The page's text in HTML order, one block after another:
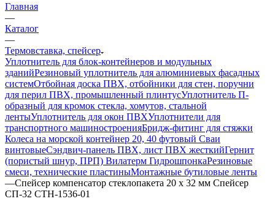
Главная
—
Каталог
—
Термовставка, спейсер
Уплотнитель для блок-контейнеров и модульных
зданийРезиновый уплотнитель для алюминиевых фасадных
системОтбойная доска ПВХ, отбойники для стен, поручни
для перил ПВХ, промышленный плинтусУплотнитель П-
образный для кромок стекла, хомутов, стальной
лентыУплотнитель для окон ПВХУплотнители для
транспортного машиностроенияБридж-фитинг для стяжки
Колеса на морской контейнер 20, 40 футовый Сваи
винтовыеСэндвич-панель ПВХ, лист ПВХ жесткийГернит
(пористый шнур, ПРП) Вилатерм ГидрошпонкаРезиновые
смеси, технические пластиныМонтажные бутиловые ленты
—Спейсер компенсатор стеклопакета 20 х 32 мм Спейсер
СП-32 СТН-1536-01